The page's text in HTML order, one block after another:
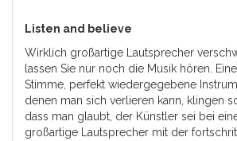
Listen and believe
Wirklich großartige Lautsprecher
lassen Sie nur noch die Musik hören.
Stimme, perfekt wiedergegebene
denen man sich verlieren kann, klingen
dass man glaubt, der Künstler sei bei
großartige Lautsprecher mit der